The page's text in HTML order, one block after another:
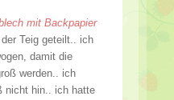
mit Backpapier
Teig geteilt.. ich
damit die
werden.. ich
nicht hin.. ich hatte